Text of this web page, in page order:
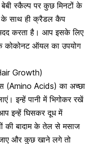
स्कैल्प पर कुछ मिनटों के
के साथ हीक्रैडल कैप
करता है। आप इसके लिए
कोकोनट ऑयल का उपयोग
Growth)
(Amino Acids) का अच्छा
इन्हें पानी में भिगोकर रखें
इन्हें घिसकर दूध में
की बादाम के तेल से मसाज
और कुछ खाने लगे तो